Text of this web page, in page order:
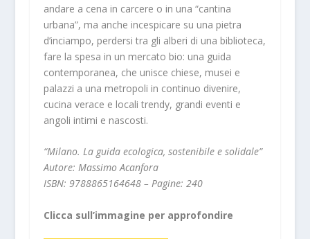
andare a cena in carcere o in una “cantina
urbana”, ma anche incespicare su una pietra
d’inciampo, perdersi tra gli alberi di una biblioteca,
fare la spesa in un mercato bio: una guida
contemporanea, che unisce chiese, musei e
palazzi a una metropoli in continuo divenire,
cucina verace e locali trendy, grandi eventi e
angoli intimi e nascosti.
“Milano. La guida ecologica, sostenibile e solidale”
Autore: Massimo Acanfora
ISBN: 9788865164648 – Pagine: 240
Clicca sull’immagine per approfondire